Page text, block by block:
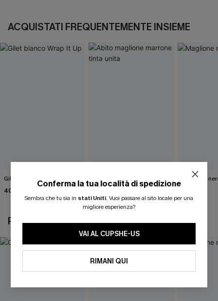
ACQUISTATI FREQUENTEMENTE INSIEME
Gilet bianco Wrap It Up
40,00 €
tinta unita
46,00 €
Maglione
40,00 €
POTREBBE INTERESSARTI ANCHE
Conferma la tua località di spedizione
Sembra che tu sia in stati Uniti. Vuoi passare al sito locale per una
migliore esperienza?
VAI AL CUPSHE-US
RIMANI QUI